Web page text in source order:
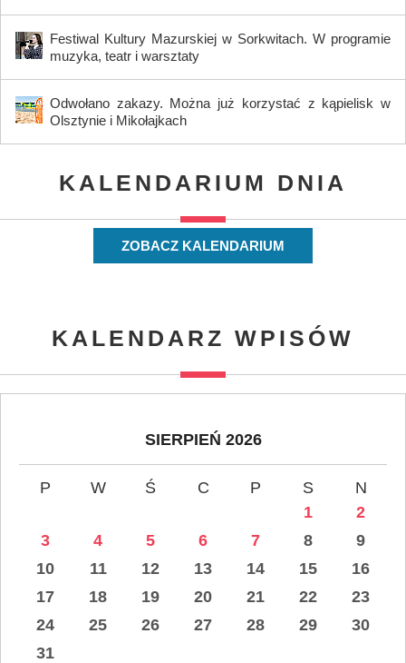
Festiwal Kultury Mazurskiej w Sorkwitach. W programie
muzyka, teatr i warsztaty
Odwołano zakazy. Można już korzystać z kąpielisk w
Olsztynie i Mikołajkach
KALENDARIUM DNIA
ZOBACZ KALENDARIUM
KALENDARZ WPISÓW
SIERPIEŃ 2026
P W Ś C P S
N
1
2
3
4 5 6 7 8
9
10
11 12 13 14 15
16
17
18 19 20 21 22
23
24
25 26 27 28 29
30
31